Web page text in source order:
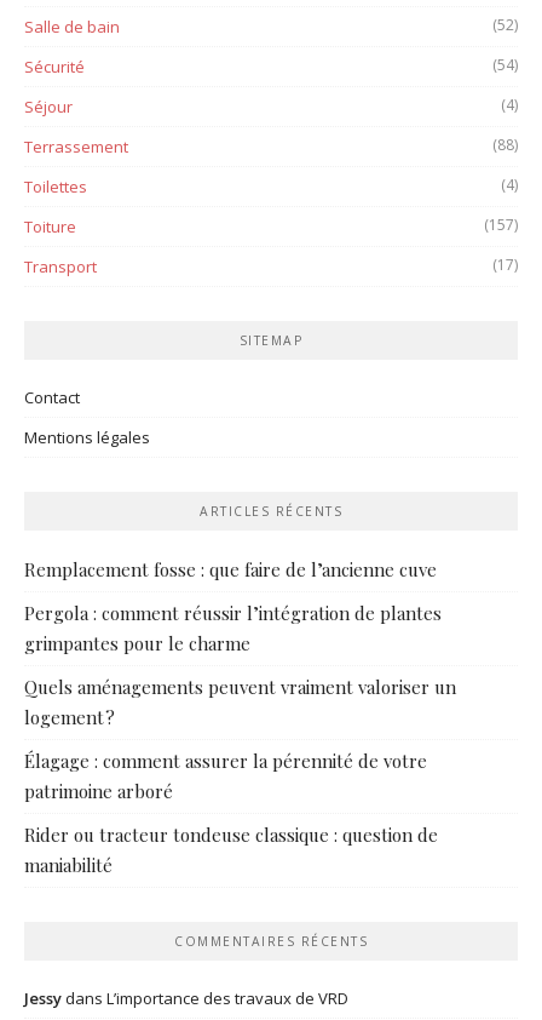
Salle de bain (52)
Sécurité (54)
Séjour (4)
Terrassement (88)
Toilettes (4)
Toiture (157)
Transport (17)
SITEMAP
Contact
Mentions légales
ARTICLES RÉCENTS
Remplacement fosse : que faire de l’ancienne cuve
Pergola : comment réussir l’intégration de plantes
grimpantes pour le charme
Quels aménagements peuvent vraiment valoriser un
logement ?
Élagage : comment assurer la pérennité de votre
patrimoine arboré
Rider ou tracteur tondeuse classique : question de
maniabilité
COMMENTAIRES RÉCENTS
Jessydans L’importance des travaux de VRD